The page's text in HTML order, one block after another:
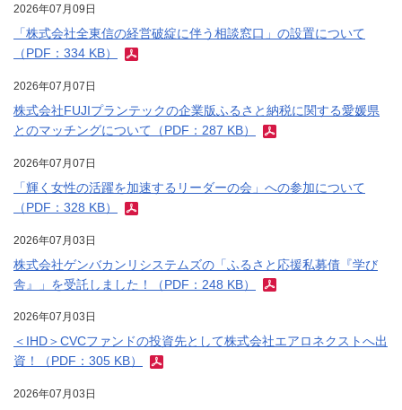
2026年07月09日
「株式会社全東信の経営破綻に伴う相談窓口」の設置について
（PDF：334 KB）
2026年07月07日
株式会社FUJIプランテックの企業版ふるさと納税に関する愛媛県
とのマッチングについて（PDF：287 KB）
2026年07月07日
「輝く女性の活躍を加速するリーダーの会」への参加について
（PDF：328 KB）
2026年07月03日
株式会社ゲンバカンリシステムズの「ふるさと応援私募債『学び
舎』」を受託しました！（PDF：248 KB）
2026年07月03日
＜IHD＞CVCファンドの投資先として株式会社エアロネクストへ出
資！（PDF：305 KB）
2026年07月03日